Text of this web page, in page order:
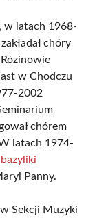
w latach 1968-
chóry
w Chodczu
2002
chórem
latach 1974-
bazyliki
Panny.
Sekcji Muzyki